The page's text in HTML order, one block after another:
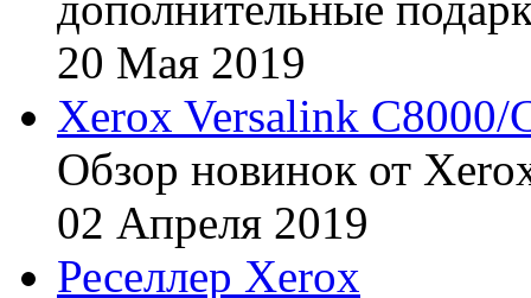
20 Мая 2019
Xerox Versalink C8000/
Обзор новинок от
02 Апреля 2019
Реселлер Xerox